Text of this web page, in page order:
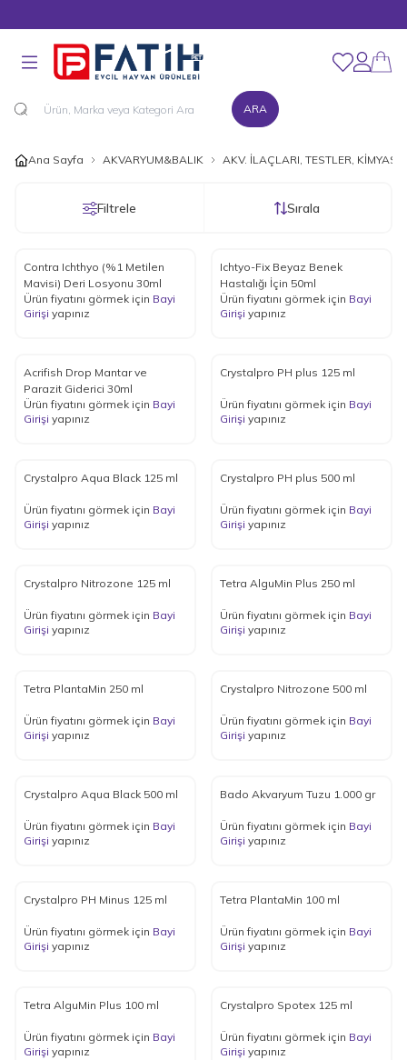
ARA
Hesabım
Favorilerim
Ana Sayfa AKVARYUM&BALIK AKV. İLAÇLARI, TESTLER,
Filtrele Sırala
Contra Ichthyo (%1 Metilen
Mavisi) Deri Losyonu 30ml
Ürün fiyatını görmek için Bayi
Girişi yapınız
Ichtyo-Fix Beyaz Benek
Hastalığı İçin 50ml
Ürün fiyatını görmek için Bayi
Girişi yapınız
Acrifish Drop Mantar ve
Parazit Giderici 30ml
Ürün fiyatını görmek için Bayi
Girişi yapınız
Crystalpro PH plus 125 ml
Ürün fiyatını görmek için Bayi
Girişi yapınız
Crystalpro Aqua Black 125 ml
Ürün fiyatını görmek için Bayi
Girişi yapınız
Crystalpro PH plus 500 ml
Ürün fiyatını görmek için Bayi
Girişi yapınız
Crystalpro Nitrozone 125 ml
Ürün fiyatını görmek için Bayi
Girişi yapınız
Tetra AlguMin Plus 250 ml
Ürün fiyatını görmek için Bayi
Girişi yapınız
Tetra PlantaMin 250 ml
Ürün fiyatını görmek için Bayi
Girişi yapınız
Crystalpro Nitrozone 500 ml
Ürün fiyatını görmek için Bayi
Girişi yapınız
Crystalpro Aqua Black 500 ml
Ürün fiyatını görmek için Bayi
Girişi yapınız
Bado Akvaryum Tuzu 1.000 gr
Ürün fiyatını görmek için Bayi
Girişi yapınız
Crystalpro PH Minus 125 ml
Ürün fiyatını görmek için Bayi
Girişi yapınız
Tetra PlantaMin 100 ml
Ürün fiyatını görmek için Bayi
Girişi yapınız
Tetra AlguMin Plus 100 ml
Ürün fiyatını görmek için Bayi
Girişi yapınız
Crystalpro Spotex 125 ml
Ürün fiyatını görmek için Bayi
Girişi yapınız